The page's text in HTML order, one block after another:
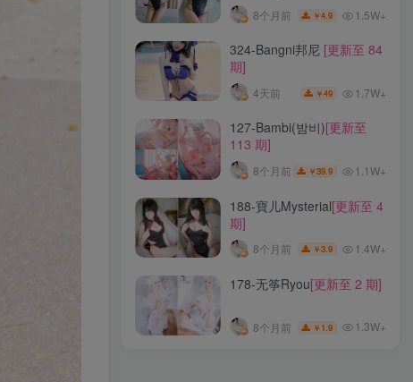
8个月前 ￥4.9 1.5W+
324-Bangni邦尼 [更新至 84
期]
4天前 ￥49 1.7W+
127-Bambi(밤비)[更新至
113 期]
8个月前 ￥39.9 1.1W+
188-寶儿Mysterial[更新至 4
期]
8个月前 ￥3.9 1.4W+
178-无筝Ryou[更新至 2 期]
8个月前 ￥ 1.9 1.3W+
[更新至 157 期]
期]
至 11 期]
期]